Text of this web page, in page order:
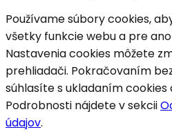
Používame súbory cookies,
všetky funkcie webu a pre
Nastavenia cookies môžete
prehliadači. Pokračovaním
súhlasíte s ukladaním cookies
Podrobnosti nájdete v sekcii
údajov.